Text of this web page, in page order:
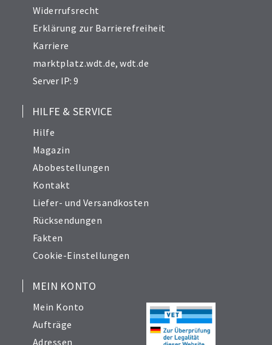
Widerrufsrecht
Erklärung zur Barrierefreiheit
Karriere
marktplatz.wdt.de,wdt.de
Server IP: 9
HILFE & SERVICE
Hilfe
Magazin
Abobestellungen
Kontakt
Liefer- und Versandkosten
Rücksendungen
Fakten
Cookie-Einstellungen
MEIN KONTO
Mein Konto
Aufträge
Adressen